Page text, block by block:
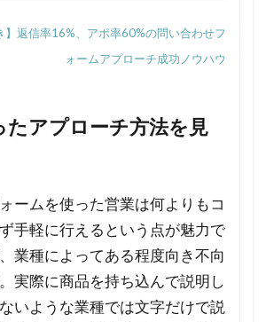
】返信率16%、アポ率60%の問い合わせフ
ォームアプローチ成功ノウハウ
たアプローチ方法を見
ームを使った営業は何よりもコ
手軽に行えるという点が魅力で
業種によってある程度向き不向
実際に商品を持ち込んで説明し
いような業種では文字だけで説